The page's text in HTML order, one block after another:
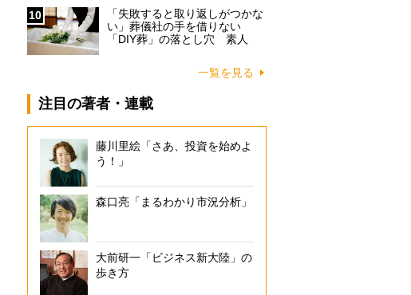
10
「失敗すると取り返しがつかな
い」葬儀社の手を借りない
「DIY葬」の落とし穴 素人
一覧を見る
注目の著者・連載
藤川里絵「さあ、投資を始めよ
う！」
森口亮「まるわかり市況分析」
大前研一「ビジネス新大陸」の
歩き方